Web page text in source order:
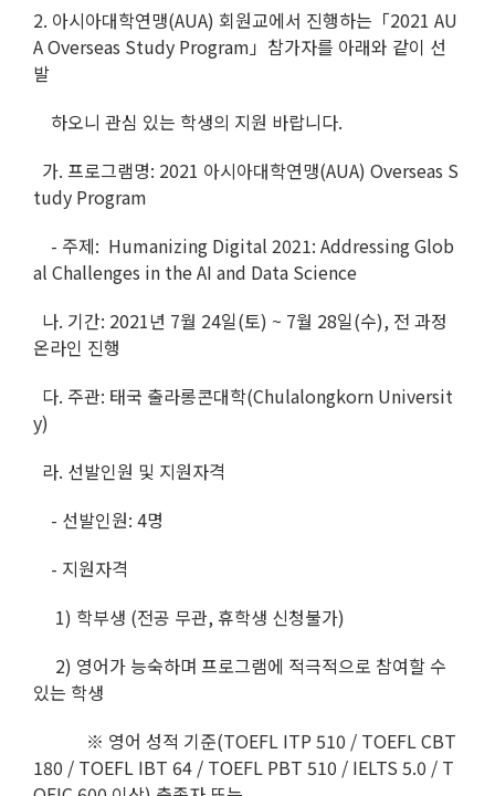
2. 아시아대학연맹(AUA) 회원교에서 진행하는「2021 AU
A Overseas Study Program」참가자를 아래와 같이 선
발
하오니 관심 있는 학생의 지원 바랍니다.
가. 프로그램명: 2021 아시아대학연맹(AUA) Overseas S
tudy Program
- 주제: Humanizing Digital 2021: Addressing Glob
al Challenges in the AI and Data Science
나. 기간: 2021년 7월 24일(토) ~ 7월 28일(수), 전 과정
온라인 진행
다. 주관: 태국 출라롱콘대학(Chulalongkorn Universit
y)
라. 선발인원 및 지원자격
- 선발인원: 4명
- 지원자격
1) 학부생 (전공 무관, 휴학생 신청불가)
2) 영어가 능숙하며 프로그램에 적극적으로 참여할 수
있는 학생
※ 영어 성적 기준(TOEFL ITP 510 / TOEFL CBT
180 / TOEFL IBT 64 / TOEFL PBT 510 / IELTS 5.0 / T